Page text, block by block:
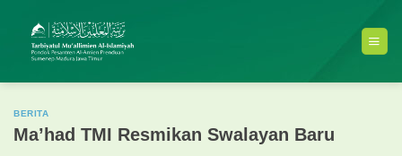
content
BERITA
Ma’had TMI Resmikan Swalayan Baru